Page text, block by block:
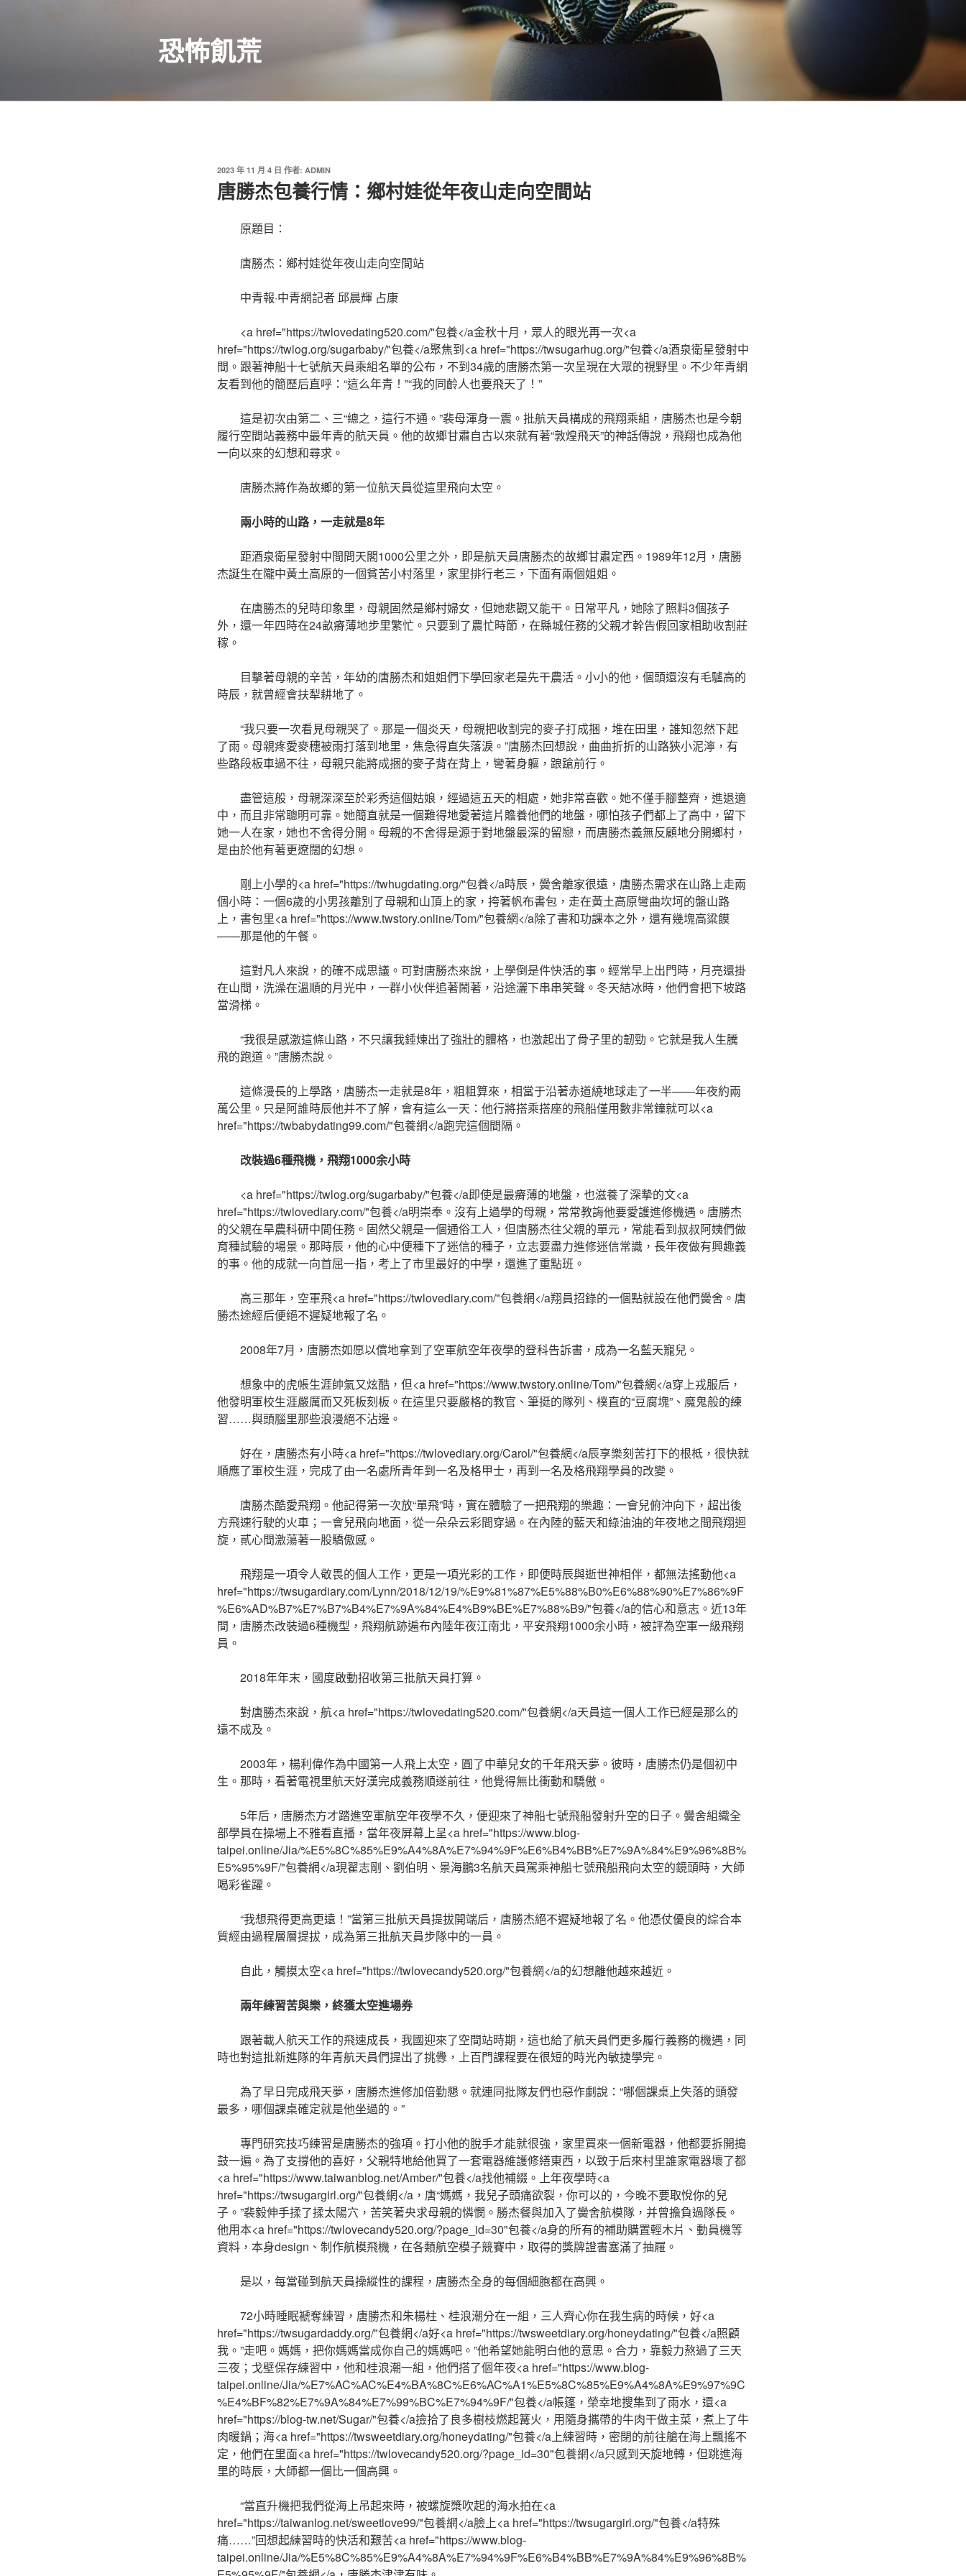
恐怖飢荒
發
佈
於
2023 年 11 月 4 日 作者: ADMIN
唐勝杰包養行情：鄉村娃從年夜山走向空間站
原題目：
唐勝杰：鄉村娃從年夜山走向空間站
中青報·中青網記者 邱晨輝 占康
<a href="https://twlovedating520.com/"包養</a金秋十月，眾人的眼光再一次<a
href="https://twlog.org/sugarbaby/"包養</a聚焦到<a href="https://twsugarhug.org/"包養</a酒泉衛星發射中
間。跟著神船十七號航天員乘組名單的公布，不到34歲的唐勝杰第一次呈現在大眾的視野里。不少年青網
友看到他的簡歷后直呼：“這么年青！”“我的同齡人也要飛天了！”
這是初次由第二、三“總之，這行不通。”裴母渾身一震。批航天員構成的飛翔乘組，唐勝杰也是今朝
履行空間站義務中最年青的航天員。他的故鄉甘肅自古以來就有著“敦煌飛天”的神話傳說，飛翔也成為他
一向以來的幻想和尋求。
唐勝杰將作為故鄉的第一位航天員從這里飛向太空。
兩小時的山路，一走就是8年
距酒泉衛星發射中間問天閣1000公里之外，即是航天員唐勝杰的故鄉甘肅定西。1989年12月，唐勝
杰誕生在隴中黃土高原的一個貧苦小村落里，家里排行老三，下面有兩個姐姐。
在唐勝杰的兒時印象里，母親固然是鄉村婦女，但她悲觀又能干。日常平凡，她除了照料3個孩子
外，還一年四時在24畝瘠薄地步里繁忙。只要到了農忙時節，在縣城任務的父親才幹告假回家相助收割莊
稼。
目擊著母親的辛苦，年幼的唐勝杰和姐姐們下學回家老是先干農活。小小的他，個頭還沒有毛驢高的
時辰，就曾經會扶犁耕地了。
“我只要一次看見母親哭了。那是一個炎天，母親把收割完的麥子打成捆，堆在田里，誰知忽然下起
了雨。母親疼愛麥穗被雨打落到地里，焦急得直失落淚。”唐勝杰回想說，曲曲折折的山路狹小泥濘，有
些路段板車過不往，母親只能將成捆的麥子背在背上，彎著身軀，踉蹌前行。
盡管這般，母親深深至於彩秀這個姑娘，經過這五天的相處，她非常喜歡。她不僅手腳整齊，進退適
中，而且非常聰明可靠。她簡直就是一個難得地愛著這片贍養他們的地盤，哪怕孩子們都上了高中，留下
她一人在家，她也不舍得分開。母親的不舍得是源于對地盤最深的留戀，而唐勝杰義無反顧地分開鄉村，
是由於他有著更遼闊的幻想。
剛上小學的<a href="https://twhugdating.org/"包養</a時辰，黌舍離家很遠，唐勝杰需求在山路上走兩
個小時：一個6歲的小男孩離別了母親和山頂上的家，挎著帆布書包，走在黃土高原彎曲坎坷的盤山路
上，書包里<a href="https://www.twstory.online/Tom/"包養網</a除了書和功課本之外，還有幾塊高粱饃
——那是他的午餐。
這對凡人來說，的確不成思議。可對唐勝杰來說，上學倒是件快活的事。經常早上出門時，月亮還掛
在山間，洗澡在溫順的月光中，一群小伙伴追著鬧著，沿途灑下串串笑聲。冬天結冰時，他們會把下坡路
當滑梯。
“我很是感激這條山路，不只讓我錘煉出了強壯的體格，也激起出了骨子里的韌勁。它就是我人生騰
飛的跑道。”唐勝杰說。
這條漫長的上學路，唐勝杰一走就是8年，粗粗算來，相當于沿著赤道繞地球走了一半——年夜約兩
萬公里。只是阿誰時辰他并不了解，會有這么一天：他行將搭乘搭座的飛船僅用數非常鐘就可以<a
href="https://twbabydating99.com/"包養網</a跑完這個間隔。
改裝過6種飛機，飛翔1000余小時
<a href="https://twlog.org/sugarbaby/"包養</a即使是最瘠薄的地盤，也滋養了深摯的文<a
href="https://twlovediary.com/"包養</a明崇奉。沒有上過學的母親，常常教誨他要愛護進修機遇。唐勝杰
的父親在旱農科研中間任務。固然父親是一個通俗工人，但唐勝杰往父親的單元，常能看到叔叔阿姨們做
育種試驗的場景。那時辰，他的心中便種下了迷信的種子，立志要盡力進修迷信常識，長年夜做有興趣義
的事。他的成就一向首屈一指，考上了市里最好的中學，還進了重點班。
高三那年，空軍飛<a href="https://twlovediary.com/"包養網</a翔員招錄的一個點就設在他們黌舍。唐
勝杰途經后便絕不遲疑地報了名。
2008年7月，唐勝杰如愿以償地拿到了空軍航空年夜學的登科告訴書，成為一名藍天寵兒。
想象中的虎帳生涯帥氣又炫酷，但<a href="https://www.twstory.online/Tom/"包養網</a穿上戎服后，
他發明軍校生涯嚴厲而又死板刻板。在這里只要嚴格的教官、筆挺的隊列、樸直的“豆腐塊”、魔鬼般的練
習……與頭腦里那些浪漫絕不沾邊。
好在，唐勝杰有小時<a href="https://twlovediary.org/Carol/"包養網</a辰享樂刻苦打下的根柢，很快就
順應了軍校生涯，完成了由一名處所青年到一名及格甲士，再到一名及格飛翔學員的改變。
唐勝杰酷愛飛翔。他記得第一次放“單飛”時，實在體驗了一把飛翔的樂趣：一會兒俯沖向下，超出後
方飛速行駛的火車；一會兒飛向地面，從一朵朵云彩間穿過。在內陸的藍天和綠油油的年夜地之間飛翔迴
旋，貳心間激蕩著一股驕傲感。
飛翔是一項令人敬畏的個人工作，更是一項光彩的工作，即便時辰與逝世神相伴，都無法搖動他<a
href="https://twsugardiary.com/Lynn/2018/12/19/%E9%81%87%E5%88%B0%E6%88%90%E7%86%9F
%E6%AD%B7%E7%B7%B4%E7%9A%84%E4%B9%BE%E7%88%B9/"包養</a的信心和意志。近13年
間，唐勝杰改裝過6種機型，飛翔航跡遍布內陸年夜江南北，平安飛翔1000余小時，被評為空軍一級飛翔
員。
2018年年末，國度啟動招收第三批航天員打算。
對唐勝杰來說，航<a href="https://twlovedating520.com/"包養網</a天員這一個人工作已經是那么的
遠不成及。
2003年，楊利偉作為中國第一人飛上太空，圓了中華兒女的千年飛天夢。彼時，唐勝杰仍是個初中
生。那時，看著電視里航天好漢完成義務順遂前往，他覺得無比衝動和驕傲。
5年后，唐勝杰方才踏進空軍航空年夜學不久，便迎來了神船七號飛船發射升空的日子。黌舍組織全
部學員在操場上不雅看直播，當年夜屏幕上呈<a href="https://www.blog-
taipei.online/Jia/%E5%8C%85%E9%A4%8A%E7%94%9F%E6%B4%BB%E7%9A%84%E9%96%8B%
E5%95%9F/"包養網</a現翟志剛、劉伯明、景海鵬3名航天員駕乘神船七號飛船飛向太空的鏡頭時，大師
喝彩雀躍。
“我想飛得更高更遠！”當第三批航天員提拔開端后，唐勝杰絕不遲疑地報了名。他憑仗優良的綜合本
質經由過程層層提拔，成為第三批航天員步隊中的一員。
自此，觸摸太空<a href="https://twlovecandy520.org/"包養網</a的幻想離他越來越近。
兩年練習苦與樂，終獲太空進場券
跟著載人航天工作的飛速成長，我國迎來了空間站時期，這也給了航天員們更多履行義務的機遇，同
時也對這批新進隊的年青航天員們提出了挑釁，上百門課程要在很短的時光內敏捷學完。
為了早日完成飛天夢，唐勝杰進修加倍勤懇。就連同批隊友們也惡作劇說：“哪個課桌上失落的頭發
最多，哪個課桌確定就是他坐過的。”
專門研究技巧練習是唐勝杰的強項。打小他的脫手才能就很強，家里買來一個新電器，他都要拆開搗
鼓一遍。為了支撐他的喜好，父親特地給他買了一套電器維護修繕東西，以致于后來村里誰家電器壞了都
<a href="https://www.taiwanblog.net/Amber/"包養</a找他補綴。上年夜學時<a
href="https://twsugargirl.org/"包養網</a，唐“媽媽，我兒子頭痛欲裂，你可以的，今晚不要取悅你的兒
子。”裴毅伸手揉了揉太陽穴，苦笑著央求母親的憐憫。勝杰餐與加入了黌舍航模隊，并曾擔負過隊長。
他用本<a href="https://twlovecandy520.org/?page_id=30"包養</a身的所有的補助購置輕木片、動員機等
資料，本身design、制作航模飛機，在各類航空模子競賽中，取得的獎牌證書塞滿了抽屜。
是以，每當碰到航天員操縱性的課程，唐勝杰全身的每個細胞都在高興。
72小時睡眠褫奪練習，唐勝杰和朱楊柱、桂浪潮分在一組，三人齊心你在我生病的時候，好<a
href="https://twsugardaddy.org/"包養網</a好<a href="https://twsweetdiary.org/honeydating/"包養</a照顧
我。”走吧。媽媽，把你媽媽當成你自己的媽媽吧。”他希望她能明白他的意思。合力，靠毅力熬過了三天
三夜；戈壁保存練習中，他和桂浪潮一組，他們搭了個年夜<a href="https://www.blog-
taipei.online/Jia/%E7%AC%AC%E4%BA%8C%E6%AC%A1%E5%8C%85%E9%A4%8A%E9%97%9C
%E4%BF%82%E7%9A%84%E7%99%BC%E7%94%9F/"包養</a帳篷，榮幸地搜集到了雨水，還<a
href="https://blog-tw.net/Sugar/"包養</a撿拾了良多樹枝燃起篝火，用隨身攜帶的牛肉干做主菜，煮上了牛
肉暖鍋；海<a href="https://twsweetdiary.org/honeydating/"包養</a上練習時，密閉的前往艙在海上飄搖不
定，他們在里面<a href="https://twlovecandy520.org/?page_id=30"包養網</a只感到天旋地轉，但跳進海
里的時辰，大師都一個比一個高興。
“當直升機把我們從海上吊起來時，被螺旋槳吹起的海水拍在<a
href="https://taiwanlog.net/sweetlove99/"包養網</a臉上<a href="https://twsugargirl.org/"包養</a特殊
痛……”回想起練習時的快活和艱苦<a href="https://www.blog-
taipei.online/Jia/%E5%8C%85%E9%A4%8A%E7%94%9F%E6%B4%BB%E7%9A%84%E9%96%8B%